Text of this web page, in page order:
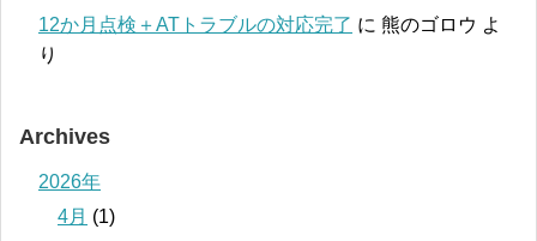
12か月点検＋ATトラブルの対応完了 に 熊のゴロウ よ
り
Archives
2026年
4月 (1)